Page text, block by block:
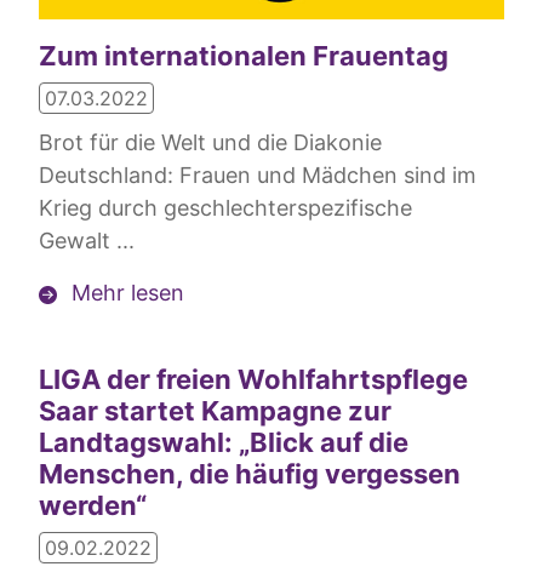
Zum internationalen Frauentag
07.03.2022
Brot für die Welt und die Diakonie
Deutschland: Frauen und Mädchen sind im
Krieg durch geschlechterspezifische
Gewalt ...
Mehr lesen
LIGA der freien Wohlfahrtspflege
Saar startet Kampagne zur
Landtagswahl: „Blick auf die
Menschen, die häufig vergessen
werden“
09.02.2022